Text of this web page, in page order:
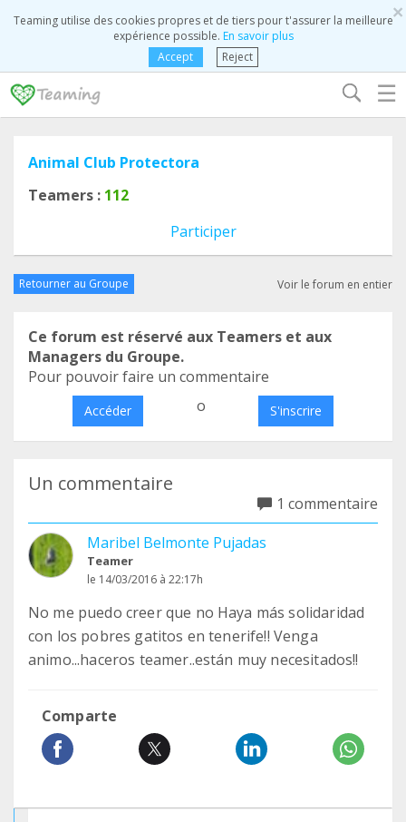
×
Teaming utilise des cookies propres et de tiers pour t'assurer la meilleure
expérience possible. En savoir plus
Accept
Reject
☰
Animal Club Protectora
Teamers : 112
Participer
Retourner au Groupe Voir le forum en entier
Ce forum est réservé aux Teamers et aux
Managers du Groupe.
Pour pouvoir faire un commentaire
Accéder o S'inscrire
Un commentaire
1 commentaire
Maribel Belmonte Pujadas
Teamer
le 14/03/2016 à 22:17h
No me puedo creer que no Haya más solidaridad
con los pobres gatitos en tenerife!! Venga
animo...haceros teamer..están muy necesitados!!
Comparte